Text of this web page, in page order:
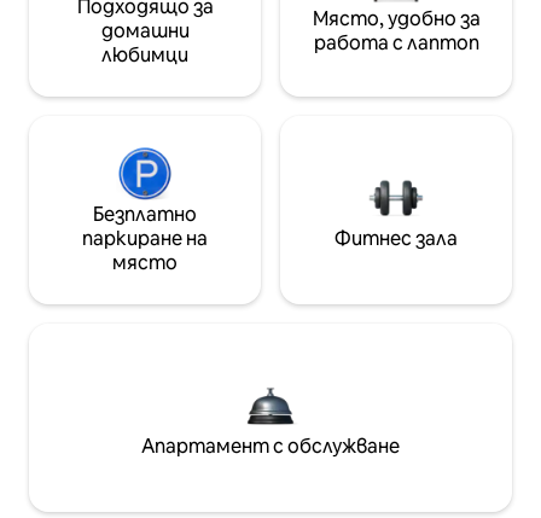
Подходящо за
домашни
любимци
Място, удобно за
работа с лаптоп
Безплатно
паркиране на
място
Фитнес зала
Апартамент с обслужване